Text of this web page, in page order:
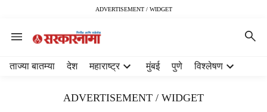
ADVERTISEMENT / WIDGET
ताज्या बातम्या देश महाराष्ट्र मुंबई पुणे विश्लेषण
ADVERTISEMENT / WIDGET